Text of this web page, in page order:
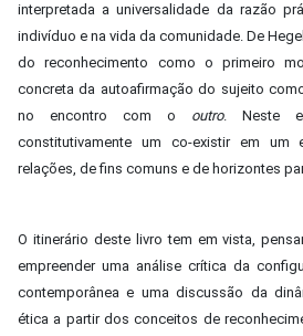
interpretada a universalidade da razão
indivíduo e na vida da comunidade. De
do reconhecimento como o primeiro
concreta da autoafirmação do sujeito
no encontro com o outro. Neste
constitutivamente um co-existir em
relações, de fins comuns e de horizontes
O itinerário deste livro tem em vista,
empreender uma análise crítica da
contemporânea e uma discussão da
ética a partir dos conceitos de